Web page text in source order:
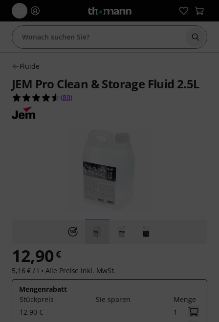
Suche
Fluide
JEM Pro Clean & Storage Fluid 2.5L
4.5 von 5 Sternen aus 80 Kundenbewertungen
(80)
12,90€
5,16 € / l • Alle Preise inkl. MwSt.
Mengenrabatt
Stückpreis
Sie sparen
Menge
12,90 €
1